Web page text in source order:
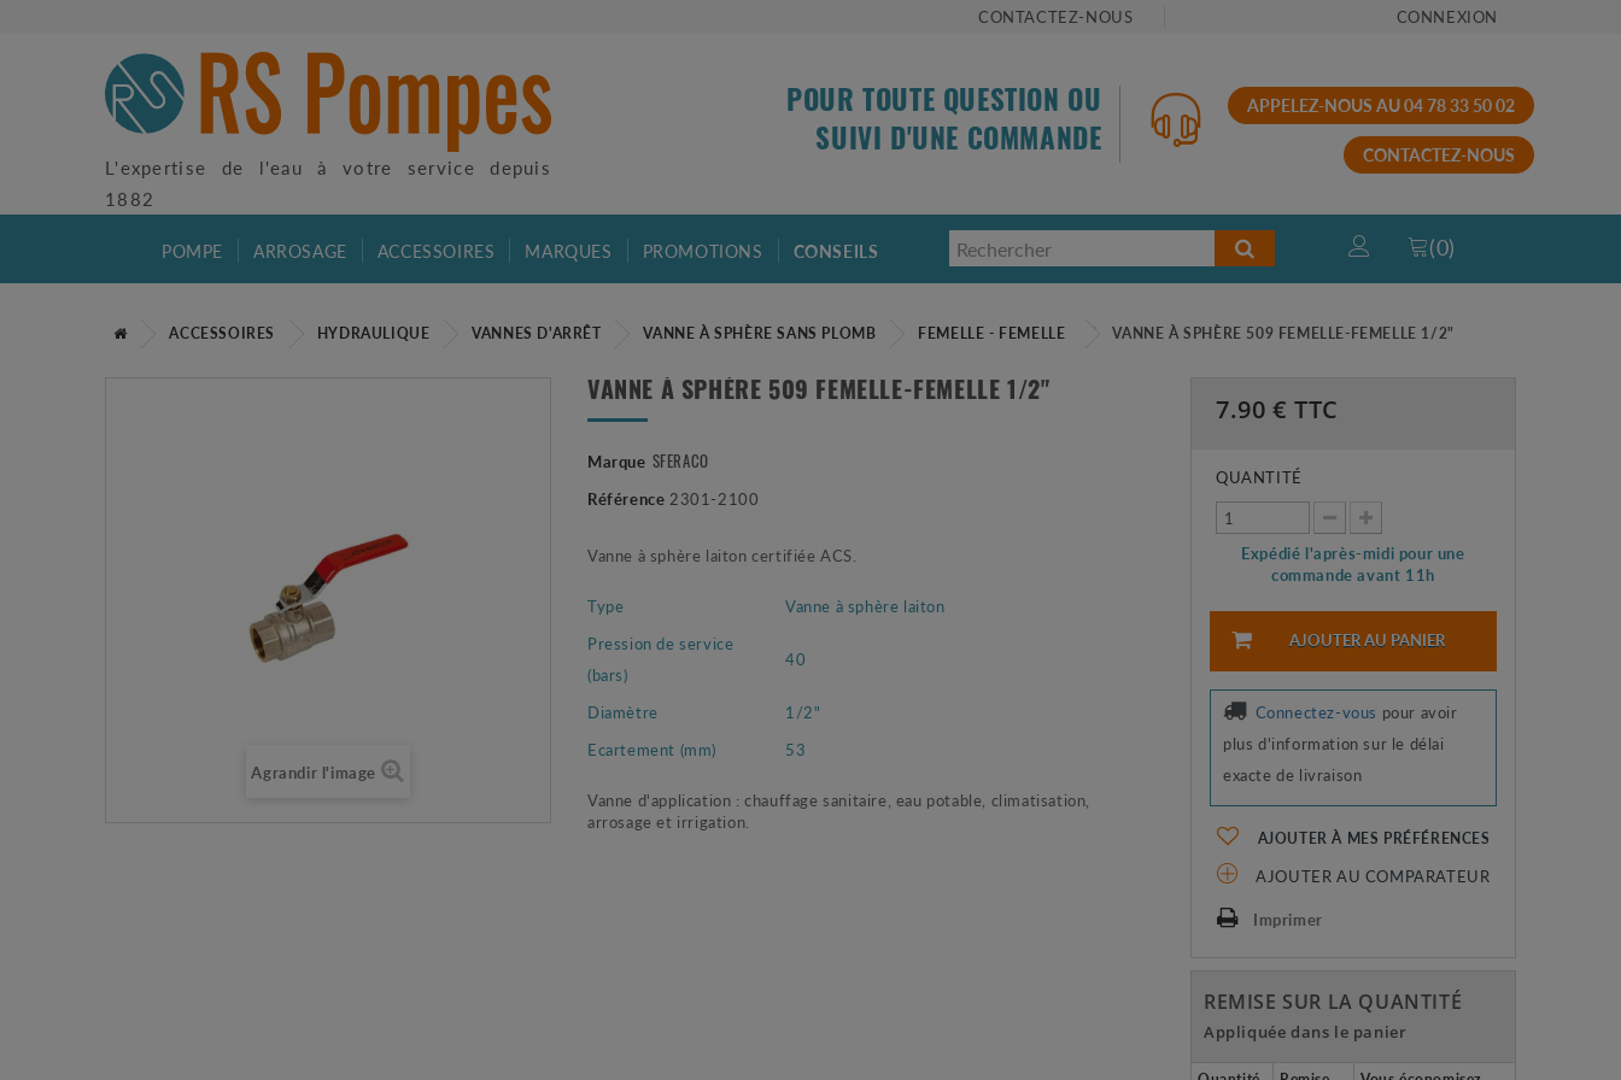
CONTACTEZ-NOUS CONNEXION
L'expertise de l'eau à votre service depuis
1882
POUR TOUTE QUESTION OU
SUIVI D'UNE COMMANDE
APPELEZ-NOUS AU 04 78 33 50 02
CONTACTEZ-NOUS
POMPE ARROSAGE ACCESSOIRES MARQUES PROMOTIONS CONSEILS (0)
ACCESSOIRES HYDRAULIQUE VANNES D'ARRÊT VANNE À SPHÈRE SANS PLOMB FEMELLE - FEMELLE VANNE À SPHÈRE 509 FEMELLE-FEMELLE 1/2"
Agrandir l'image
VANNE À SPHÈRE 509 FEMELLE-FEMELLE 1/2"
Marque SFERACO
Référence 2301-2100
Vanne à sphère laiton certifiée ACS.
Type
Vanne à sphère laiton
Pression de service
(bars)
40
Diamètre
1/2"
Ecartement (mm)
53
Vanne d'application : chauffage sanitaire, eau potable, climatisation,
arrosage et irrigation.
7.90 € TTC
QUANTITÉ
Expédié l'après-midi pour une
commande avant 11h
AJOUTER AU PANIER
Connectez-vous pour avoir
plus d'information sur le délai
exacte de livraison
AJOUTER À MES PRÉFÉRENCES
AJOUTER AU COMPARATEUR
Imprimer
REMISE SUR LA QUANTITÉ
Appliquée dans le panier